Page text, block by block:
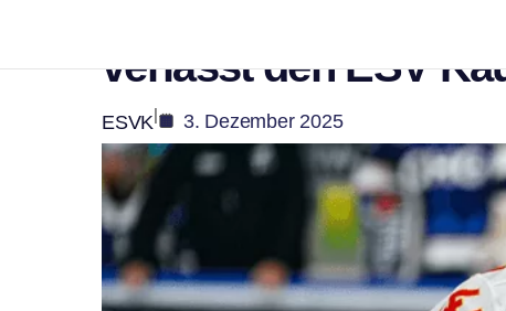
verlässt den ESV
ESVK| 3. Dezember 2025